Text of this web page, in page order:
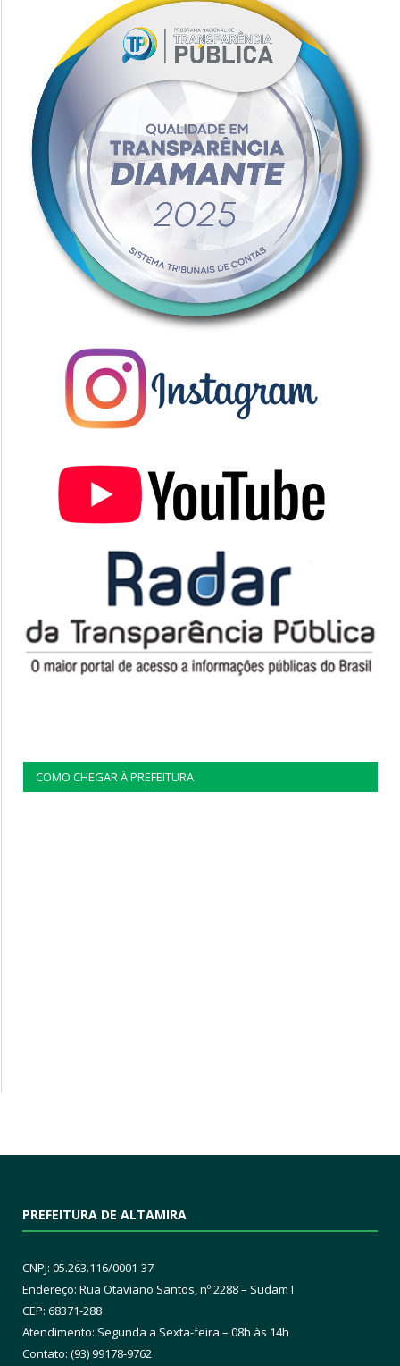
COMO CHEGAR À PREFEITURA
PREFEITURA DE ALTAMIRA
CNPJ: 05.263.116/0001-37
Endereço: Rua Otaviano Santos, nº 2288 – Sudam I
CEP: 68371-288
Atendimento: Segunda a Sexta-feira – 08h às 14h
Contato: (93) 99178-9762